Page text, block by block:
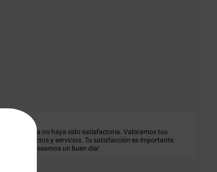
experiencia no haya sido satisfactoria. Valoramos tus
productos y servicios. Tu satisfacción es importante
¡Te deseamos un buen día!